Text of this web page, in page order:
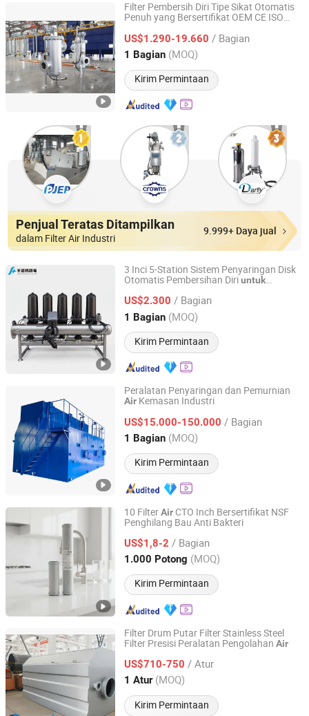
Filter Pembersih Diri Tipe Sikat Otomatis
Penuh yang Bersertifikat OEM CE ISO
dengan Sikat Stainless Steel
US$1.290-19.660 / Bagian
1 Bagian (MOQ)
Kirim Permintaan
Nanjing Beite Ac Equipment Co., Ltd.
Jiangsu, China Harga mulai 2016
Penjual Teratas Ditampilkan
dalam Filter Air Industri
9.999+ Daya jual
3 Inci 5-Station Sistem Penyaringan Disk
Otomatis Pembersihan Diriuntuk
US$2.300 / Bagian
1 Bagian (MOQ)
Kirim Permintaan
Wuxi Fengnuochang Electromechanical Technology Co.,
Jiangsu, China Harga mulai 2026
Peralatan Penyaringan dan Pemurnian
Air Kemasan Industri
US$15.000-150.000 / Bagian
1 Bagian (MOQ)
Kirim Permintaan
Shaanxi Di Ao Environmental Protection Group Co., Ltd.
Shaanxi, China Harga mulai 2026
10 FilterAir CTO Inch Bersertifikat NSF
Penghilang Bau Anti Bakteri
US$1,8-2 / Bagian
1.000 Potong (MOQ)
Kirim Permintaan
Suzhou KAHO Polymer Technology Co., Ltd.
Jiangsu, China Harga mulai 2014
Filter Drum Putar Filter Stainless Steel
Filter Presisi Peralatan Pengolahan Air
US$710-750 / Atur
1 Atur (MOQ)
Kirim Permintaan
Guangzhou Longdai Environmental Protection
Technology Co., Ltd
Guangdong, China Harga mulai 2025